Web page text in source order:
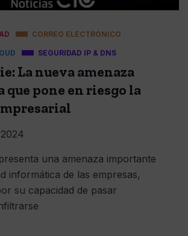
CORREO ELECTRÓNICO
SEGURIDAD IP & DNS
La nueva amenaza
pone en riesgo la
una amenaza importante
informática de las empresas,
su capacidad de pasar